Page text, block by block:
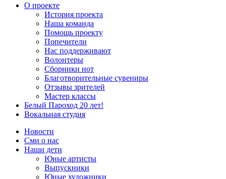
О проекте
История проекта
Наша команда
Помощь проекту
Попечители
Нас поддерживают
Волонтеры
Сборники нот
Благотворительные сувениры
Отзывы зрителей
Мастер классы
Белый Пароход 20 лет!
Вокальная студия
Новости
Сми о нас
Наши дети
Юные артисты
Выпускники
Юные художники